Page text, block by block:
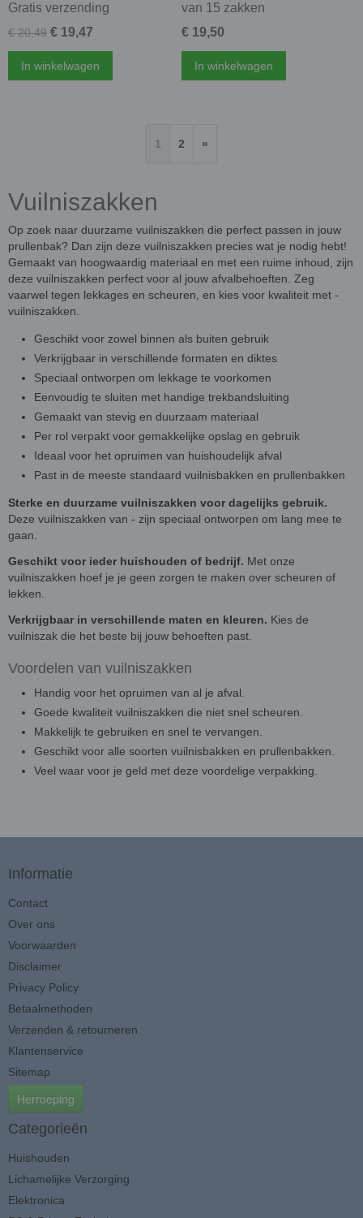
Gratis verzending
€ 20,49 € 19,47
In winkelwagen
van 15 zakken
€ 19,50
In winkelwagen
1 2 »
Vuilniszakken
Op zoek naar duurzame vuilniszakken die perfect passen in jouw
prullenbak? Dan zijn deze vuilniszakken precies wat je nodig hebt!
Gemaakt van hoogwaardig materiaal en met een ruime inhoud, zijn
deze vuilniszakken perfect voor al jouw afvalbehoeften. Zeg
vaarwel tegen lekkages en scheuren, en kies voor kwaliteit met -
vuilniszakken.
Geschikt voor zowel binnen als buiten gebruik
Verkrijgbaar in verschillende formaten en diktes
Speciaal ontworpen om lekkage te voorkomen
Eenvoudig te sluiten met handige trekbandsluiting
Gemaakt van stevig en duurzaam materiaal
Per rol verpakt voor gemakkelijke opslag en gebruik
Ideaal voor het opruimen van huishoudelijk afval
Past in de meeste standaard vuilnisbakken en prullenbakken
Sterke en duurzame vuilniszakken voor dagelijks gebruik.
Deze vuilniszakken van - zijn speciaal ontworpen om lang mee te
gaan.
Geschikt voor ieder huishouden of bedrijf. Met onze
vuilniszakken hoef je je geen zorgen te maken over scheuren of
lekken.
Verkrijgbaar in verschillende maten en kleuren. Kies de
vuilniszak die het beste bij jouw behoeften past.
Voordelen van vuilniszakken
Handig voor het opruimen van al je afval.
Goede kwaliteit vuilniszakken die niet snel scheuren.
Makkelijk te gebruiken en snel te vervangen.
Geschikt voor alle soorten vuilnisbakken en prullenbakken.
Veel waar voor je geld met deze voordelige verpakking.
Informatie
Contact
Over ons
Voorwaarden
Disclaimer
Privacy Policy
Betaalmethoden
Verzenden & retourneren
Klantenservice
Sitemap
Herroeping
Categorieën
Huishouden
Lichamelijke Verzorging
Elektronica